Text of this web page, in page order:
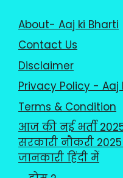
About- Aaj ki Bharti
Contact Us
Disclaimer
Privacy Policy - Aaj
Terms & Condition
आज की नई भर्ती
सरकारी नौकरी 2025
जानकारी हिंदी में